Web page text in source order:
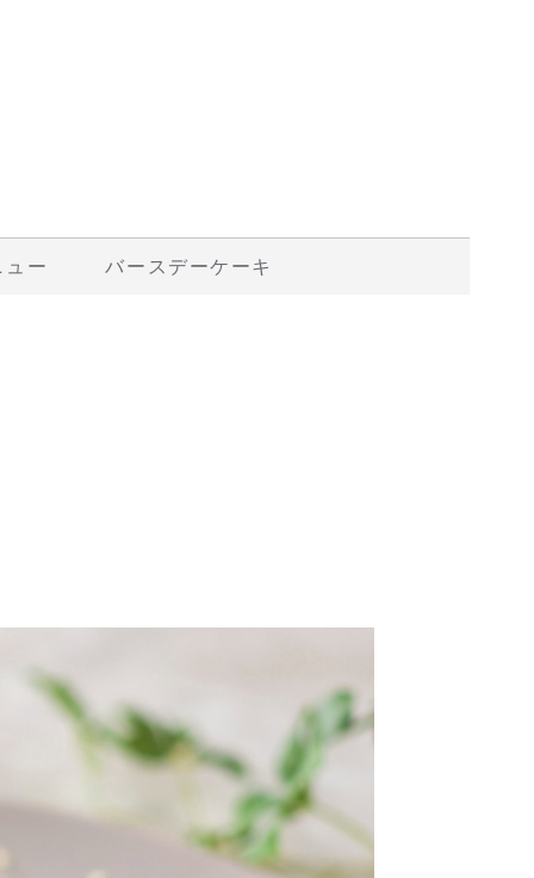
ー バースデーケーキ